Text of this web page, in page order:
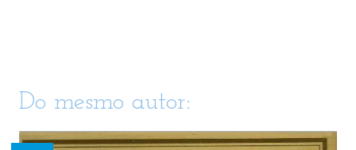
Do mesmo autor: